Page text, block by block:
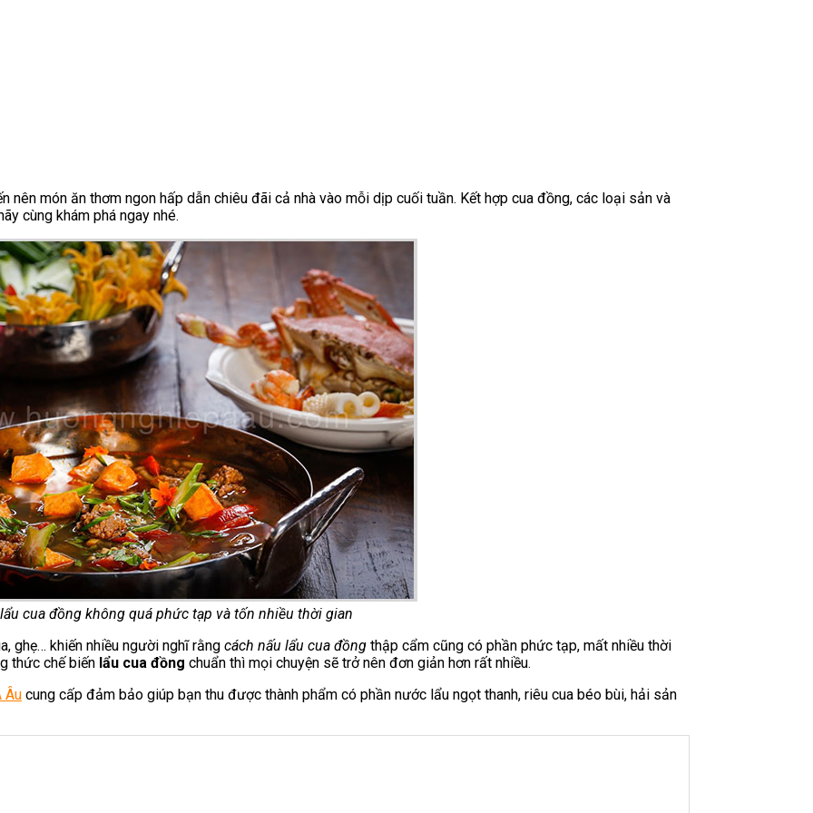
nên món ăn thơm ngon hấp dẫn chiêu đãi cả nhà vào mỗi dịp cuối tuần. Kết hợp cua đồng, các loại sản và
cùng khám phá ngay nhé.
cua đồng không quá phức tạp và tốn nhiều thời gian
ghẹ… khiến nhiều người nghĩ rằng cách nấu lẩu cua đồng thập cẩm cũng có phần phức tạp, mất nhiều thời
thức chế biến lẩu cua đồng chuẩn thì mọi chuyện sẽ trở nên đơn giản hơn rất nhiều.
Âu cung cấp đảm bảo giúp bạn thu được thành phẩm có phần nước lẩu ngọt thanh, riêu cua béo bùi, hải sản